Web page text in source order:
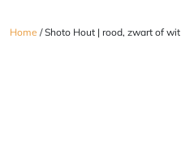
Home / Shoto Hout | rood, zwart of wit